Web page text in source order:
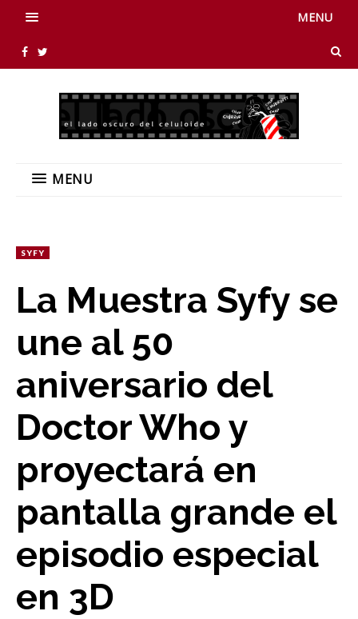
MENU
MENU
SYFY
La Muestra Syfy se
une al 50
aniversario del
Doctor Who y
proyectará en
pantalla grande el
episodio especial
en 3D